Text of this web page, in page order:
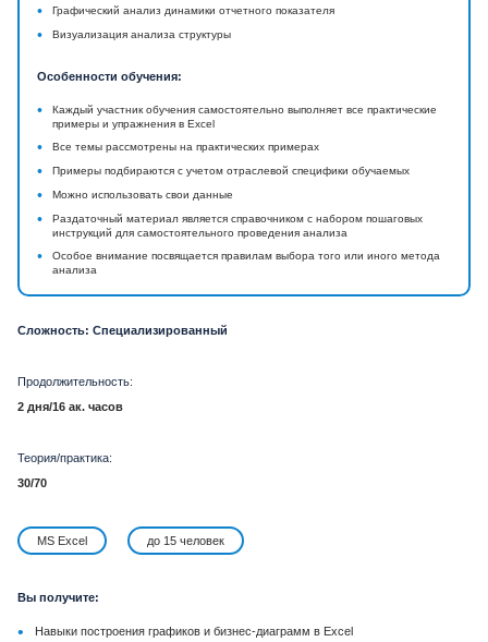
• Графический анализ динамики отчетного показателя
• Визуализация анализа структуры
Особенности обучения:
•
Каждый участник обучения самостоятельно выполняет все практические
примеры и упражнения в Excel
• Все темы рассмотрены на практических примерах
• Примеры подбираются с учетом отраслевой специфики обучаемых
• Можно использовать свои данные
•
Раздаточный материал является справочником с набором пошаговых
инструкций для самостоятельного проведения анализа
•
Особое внимание посвящается правилам выбора того или иного метода
анализа
Сложность: Специализированный
Продолжительность:
2 дня/16 ак. часов
Теория/практика:
30/70
MS Excel до 15 человек
Вы получите:
• Навыки построения графиков и бизнес-диаграмм в Excel